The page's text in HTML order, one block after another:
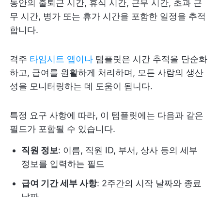
동안의 출퇴근 시간, 휴식 시간, 근무 시간, 초과 근
무 시간, 병가 또는 휴가 시간을 포함한 일정을 추적
합니다.
격주 타임시트 앱이나 템플릿은 시간 추적을 단순화
하고, 급여를 원활하게 처리하며, 모든 사람의 생산
성을 모니터링하는 데 도움이 됩니다.
특정 요구 사항에 따라, 이 템플릿에는 다음과 같은
필드가 포함될 수 있습니다.
직원 정보: 이름, 직원 ID, 부서, 상사 등의 세부
정보를 입력하는 필드
급여 기간 세부 사항: 2주간의 시작 날짜와 종료